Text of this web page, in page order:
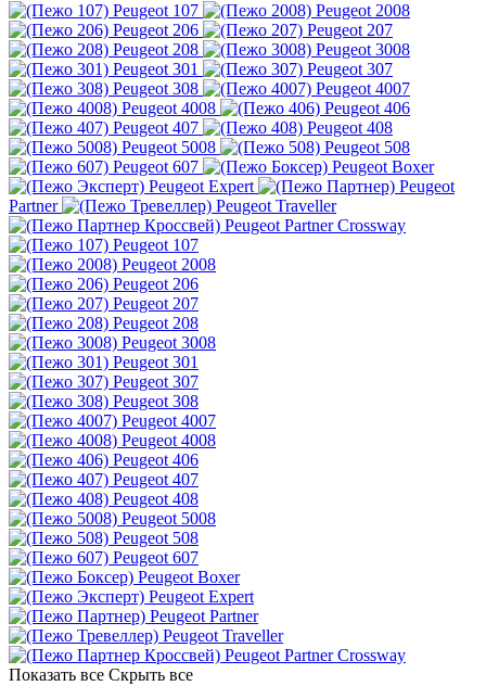
Peugeot 107
Peugeot 2008
Peugeot 206
Peugeot 207
Peugeot 208
Peugeot 3008
Peugeot 301
Peugeot 307
Peugeot 308
Peugeot 4007
Peugeot 4008
Peugeot 406
Peugeot 407
Peugeot 408
Peugeot 5008
Peugeot 508
Peugeot 607
Peugeot Boxer
Peugeot Expert
Peugeot
Partner
Peugeot Traveller
Peugeot Partner Crossway
Peugeot 107
Peugeot 2008
Peugeot 206
Peugeot 207
Peugeot 208
Peugeot 3008
Peugeot 301
Peugeot 307
Peugeot 308
Peugeot 4007
Peugeot 4008
Peugeot 406
Peugeot 407
Peugeot 408
Peugeot 5008
Peugeot 508
Peugeot 607
Peugeot Boxer
Peugeot Expert
Peugeot Partner
Peugeot Traveller
Peugeot Partner Crossway
Показать все Скрыть все